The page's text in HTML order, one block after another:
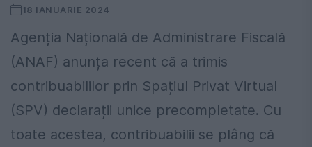
18 IANUARIE 2024
Agenția Națională de Administrare Fiscală
(ANAF) anunța recent că a trimis
contribuabililor prin Spațiul Privat Virtual
(SPV) declarații unice precompletate. Cu
toate acestea, contribuabilii se plâng că